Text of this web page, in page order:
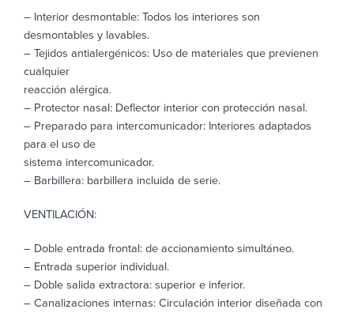
– Interior desmontable: Todos los interiores son
desmontables y lavables.
– Tejidos antialergénicos: Uso de materiales que previenen
cualquier
reacción alérgica.
– Protector nasal: Deflector interior con protección nasal.
– Preparado para intercomunicador: Interiores adaptados
para el uso de
sistema intercomunicador.
– Barbillera: barbillera incluida de serie.
VENTILACIÓN:
– Doble entrada frontal: de accionamiento simultáneo.
– Entrada superior individual.
– Doble salida extractora: superior e inferior.
– Canalizaciones internas: Circulación interior diseñada con